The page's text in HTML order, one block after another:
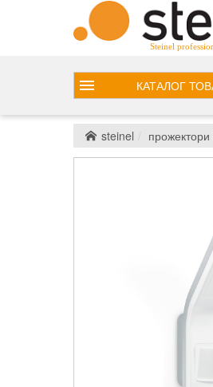
Steinel
КАТАЛОГ
steinel прожектори